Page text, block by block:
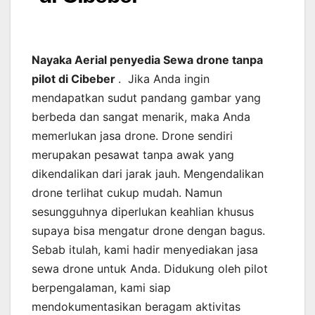
Nayaka Aerial penyedia Sewa drone tanpa
pilot di Cibeber . Jika Anda ingin
mendapatkan sudut pandang gambar yang
berbeda dan sangat menarik, maka Anda
memerlukan jasa drone. Drone sendiri
merupakan pesawat tanpa awak yang
dikendalikan dari jarak jauh. Mengendalikan
drone terlihat cukup mudah. Namun
sesungguhnya diperlukan keahlian khusus
supaya bisa mengatur drone dengan bagus.
Sebab itulah, kami hadir menyediakan jasa
sewa drone untuk Anda. Didukung oleh pilot
berpengalaman, kami siap
mendokumentasikan beragam aktivitas